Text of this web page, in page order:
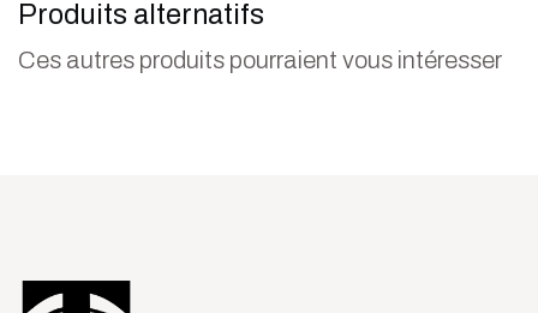
Produits alternatifs
Ces autres produits pourraient vous intéresser